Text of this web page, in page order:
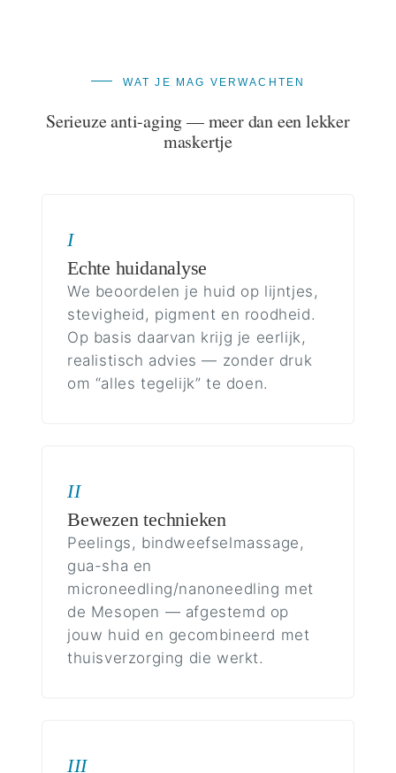
WAT JE MAG VERWACHTEN
Serieuze anti-aging — meer dan een lekker
maskertje
I
Echte huidanalyse
We beoordelen je huid op lijntjes,
stevigheid, pigment en roodheid.
Op basis daarvan krijg je eerlijk,
realistisch advies — zonder druk
om “alles tegelijk” te doen.
II
Bewezen technieken
Peelings, bindweefselmassage,
gua-sha en
microneedling/nanoneedling met
de Mesopen — afgestemd op
jouw huid en gecombineerd met
thuisverzorging die werkt.
III